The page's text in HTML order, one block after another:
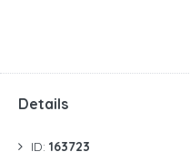
Details
ID: 163723